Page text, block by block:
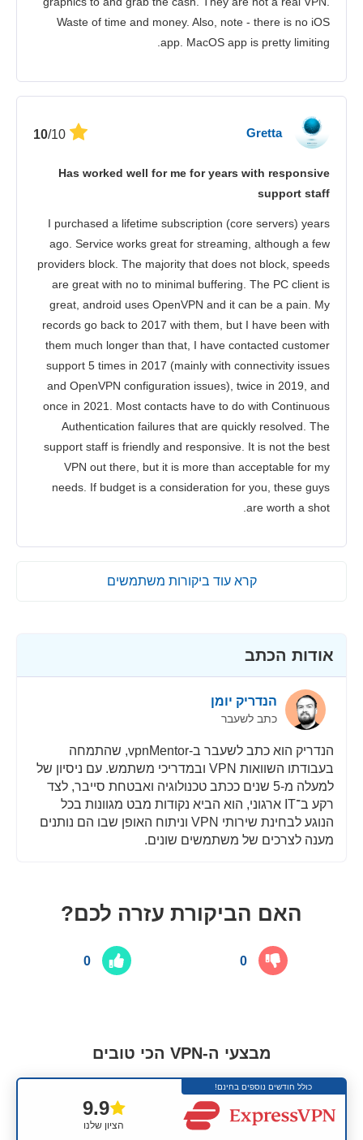
Waste of time and money. Also, note - there is no iOS
app. MacOS app is pretty limiting.
Gretta
/10
Has worked well for me for years with responsive
support staff
I purchased a lifetime subscription (core servers) years
ago. Service works great for streaming, although a few
providers block. The majority that does not block, speeds
are great with no to minimal buffering. The PC client is
great, android uses OpenVPN and it can be a pain. My
records go back to 2017 with them, but I have been with
them much longer than that, I have contacted customer
support 5 times in 2017 (mainly with connectivity issues
and OpenVPN configuration issues), twice in 2019, and
once in 2021. Most contacts have to do with Continuous
Authentication failures that are quickly resolved. The
support staff is friendly and responsive. It is not the best
VPN out there, but it is more than acceptable for my
needs. If budget is a consideration for you, these guys
are worth a shot.
קרא עוד ביקורות משתמשים
אודות הכתב
הנדריק יומן
כתב לשעבר
הנדריק הוא כתב לשעבר ב-vpnMentor, שהתמחה
בעבודתו השוואות VPN ובמדריכי משתמש. עם ניסיון של
למעלה מ-5 שנים ככתב טכנולוגיה ואבטחת סייבר, לצד
רקע ב־IT ארגוני, הוא הביא נקודות מבט מגוונות בכל
הנוגע לבחינת שירותי VPN וניתוח האופן שבו הם נותנים
מענה לצרכים של משתמשים שונים.
האם הביקורת עזרה לכם?
0 0
מבצעי ה-VPN הכי טובים
כולל חודשים נוספים בחינם!
הציון שלנו
9.9